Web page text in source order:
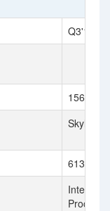
Q3'17
156
Skylake
6132
Intel®